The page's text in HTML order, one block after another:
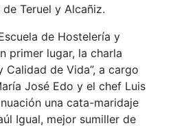
Teruel y Alcañiz.
de Hostelería y
primer lugar, la charla
Calidad de Vida”, a cargo
José Edo y el chef Luis
una cata-maridaje
Igual, mejor sumiller de